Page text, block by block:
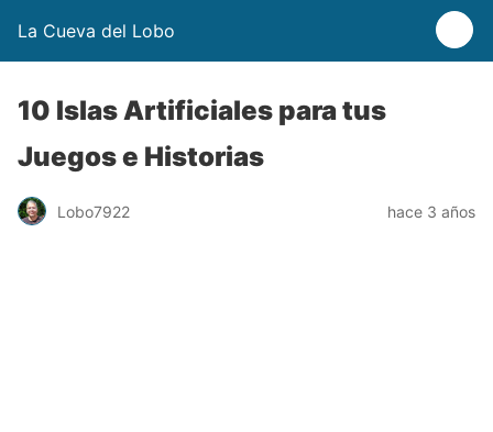
La Cueva del Lobo
10 Islas Artificiales para tus
Juegos e Historias
Lobo7922 hace 3 años